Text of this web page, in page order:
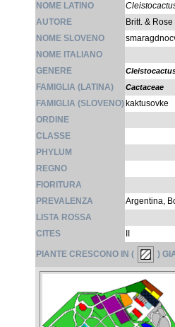
NOME LATINO
AUTORE
Britt. & Rose
NOME SLOVENO
NOME ITALIANO
GENERE
FAMIGLIA (LATINA) Cactaceae
FAMIGLIA (SLOVENO) kaktusovke
ORDINE
CLASSE
PHYLUM
REGNO
FIORITURA
PREVALENZA
Argentina,
LISTA ROSSA
CITES
PIANTE CRESCONO IN ( )